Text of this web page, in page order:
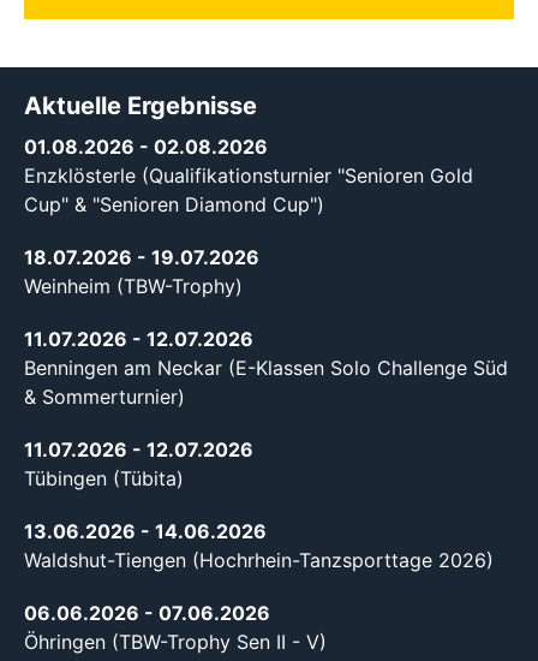
Aktuelle Ergebnisse
01.08.2026 - 02.08.2026
Enzklösterle (Qualifikationsturnier "Senioren Gold
Cup" & "Senioren Diamond Cup")
18.07.2026 - 19.07.2026
Weinheim (TBW-Trophy)
11.07.2026 - 12.07.2026
Benningen am Neckar (E-Klassen Solo Challenge Süd
& Sommerturnier)
11.07.2026 - 12.07.2026
Tübingen (Tübita)
13.06.2026 - 14.06.2026
Waldshut-Tiengen (Hochrhein-Tanzsporttage 2026)
06.06.2026 - 07.06.2026
Öhringen (TBW-Trophy Sen II - V)